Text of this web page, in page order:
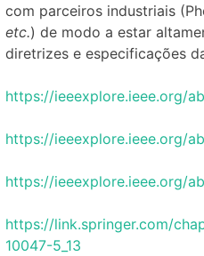
com parceiros industriais
etc.) de modo a estar
diretrizes e especificações
https://ieeexplore.ieee.org/
https://ieeexplore.ieee.org/
https://ieeexplore.ieee.org/
https://link.springer.com/
10047-5_13